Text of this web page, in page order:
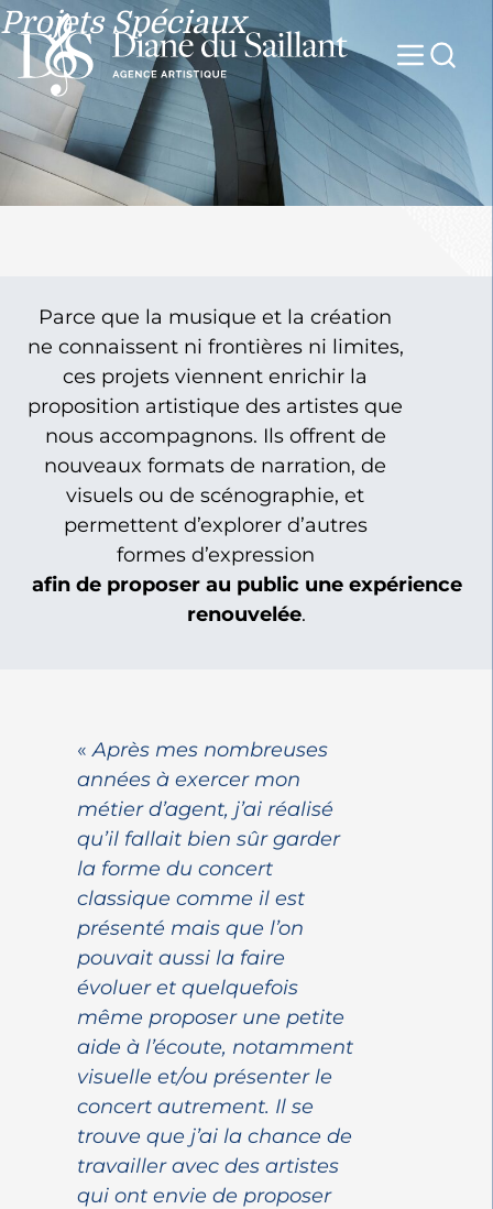
Projets Spéciaux
Parce que la musique et la création
ne connaissent ni frontières ni limites,
ces projets viennent enrichir la
proposition artistique des artistes que
nous accompagnons. Ils offrent de
nouveaux formats de narration, de
visuels ou de scénographie, et
permettent d’explorer d’autres
formes d’expression
afin de proposer au public une expérience
renouvelée.
«Après mes nombreuses
années à exercer mon
métier d’agent, j’ai réalisé
qu’il fallait bien sûr garder
la forme du concert
classique comme il est
présenté mais que l’on
pouvait aussi la faire
évoluer et quelquefois
même proposer une petite
aide à l’écoute, notamment
visuelle et/ou présenter le
concert autrement. Il se
trouve que j’ai la chance de
travailler avec des artistes
qui ont envie de proposer